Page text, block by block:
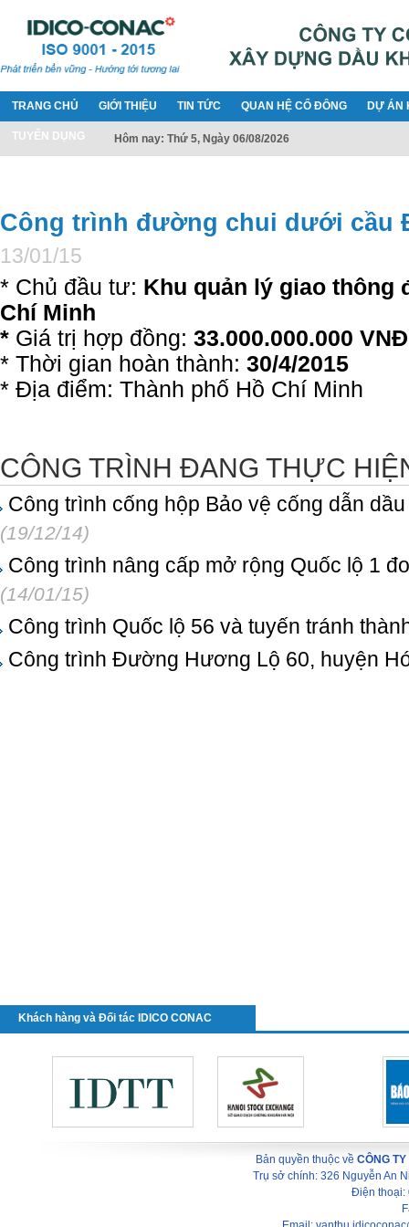
TRANG CHỦ GIỚI THIỆU TIN TỨC QUAN HỆ CỔ ĐÔNG DỰ ÁN
TUYỂN DỤNG Hôm nay: Thứ 5, Ngày 06/08/2026
Công trình đường chui dưới cầu
13/01/15
* Chủ đầu tư: Khu quản lý giao thông
Chí Minh
* Giá trị hợp đồng: 33.000.000.000 VNĐ
* Thời gian hoàn thành: 30/4/2015
* Địa điểm: Thành phố Hồ Chí Minh
CÔNG TRÌNH ĐANG THỰC
Công trình cống hộp Bảo vệ cống dẫn
(19/12/14)
Công trình nâng cấp mở rộng Quốc lộ 1
(14/01/15)
Công trình Quốc lộ 56 và tuyến tránh
Công trình Đường Hương Lộ 60, huyện
Khách hàng và Đối tác IDICO CONAC
Bản quyền thuộc về CÔNG
Trụ sở chính: 326 Nguyễn An
Điện thoại: